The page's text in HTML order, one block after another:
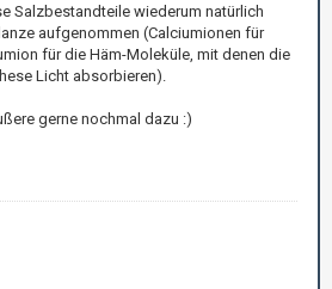
Salzbestandteile wiederum natürlich
aufgenommen (Calciumionen für
für die Häm-Moleküle, mit denen die
Licht absorbieren).
gerne nochmal dazu :)